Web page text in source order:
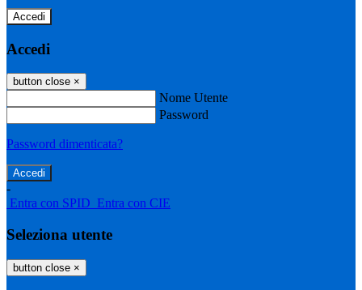
Accedi
Accedi
button close ×
Nome Utente
Password
Password dimenticata?
-
Entra con SPID Entra con CIE
Seleziona utente
button close ×